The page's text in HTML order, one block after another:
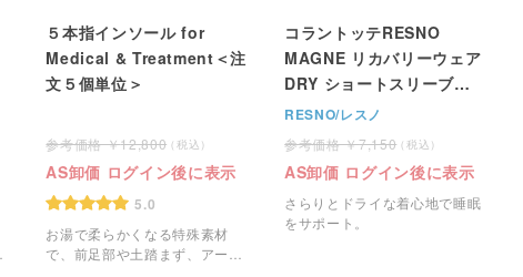
５本指インソール for
Medical & Treatment＜注
文５個単位＞
12,800
AS卸価 ログイン後に表示
5.0
お湯で柔らかくなる特殊素材
で、前足部や土踏まず、アーチ
コラントッテRESNO
MAGNE リカバリーウェア
DRY ショートスリーブ
（Colantotte)
RESNO/レスノ
7,150
AS卸価 ログイン後に表示
さらりとドライな着心地で睡眠
をサポート。